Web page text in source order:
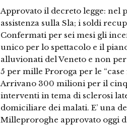
Approvato il decreto legge: nel
assistenza sulla Sla; i soldi
Confermati per sei mesi gli
unico per lo spettacolo e il
alluvionati del Veneto e non
5 per mille Proroga per le
Arrivano 300 milioni per il
interventi in tema di sclerosi
domiciliare dei malati. E’ una
Milleproroghe approvato oggi